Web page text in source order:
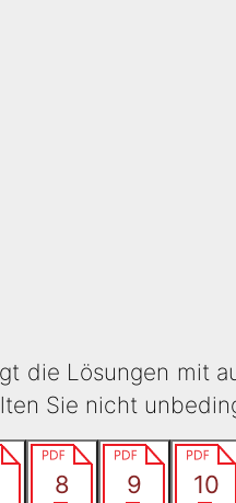
die Lösungen mit
Sie nicht